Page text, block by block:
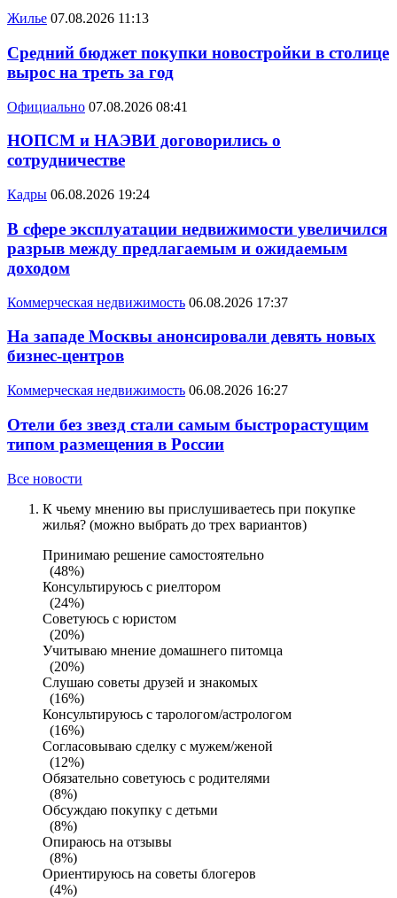
Жилье 07.08.2026 11:13
Средний бюджет покупки новостройки в столице
вырос на треть за год
Официально 07.08.2026 08:41
НОПСМ и НАЭВИ договорились о
сотрудничестве
Кадры 06.08.2026 19:24
В сфере эксплуатации недвижимости увеличился
разрыв между предлагаемым и ожидаемым
доходом
Коммерческая недвижимость 06.08.2026 17:37
На западе Москвы анонсировали девять новых
бизнес-центров
Коммерческая недвижимость 06.08.2026 16:27
Отели без звезд стали самым быстрорастущим
типом размещения в России
Все новости
К чьему мнению вы прислушиваетесь при покупке
жилья? (можно выбрать до трех вариантов)
Принимаю решение самостоятельно
(48%)
Консультируюсь с риелтором
(24%)
Советуюсь с юристом
(20%)
Учитываю мнение домашнего питомца
(20%)
Слушаю советы друзей и знакомых
(16%)
Консультируюсь с тарологом/астрологом
(16%)
Согласовываю сделку с мужем/женой
(12%)
Обязательно советуюсь с родителями
(8%)
Обсуждаю покупку с детьми
(8%)
Опираюсь на отзывы
(8%)
Ориентируюсь на советы блогеров
(4%)